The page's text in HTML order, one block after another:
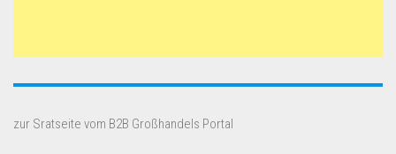
zur Sratseite vom B2B Großhandels Portal